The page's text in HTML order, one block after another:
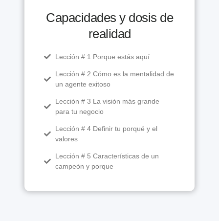
Capacidades y dosis de
realidad
Lección # 1 Porque estás aquí
Lección # 2 Cómo es la mentalidad de
un agente exitoso
Lección # 3 La visión más grande
para tu negocio
Lección # 4 Definir tu porqué y el
valores
Lección # 5 Características de un
campeón y porque